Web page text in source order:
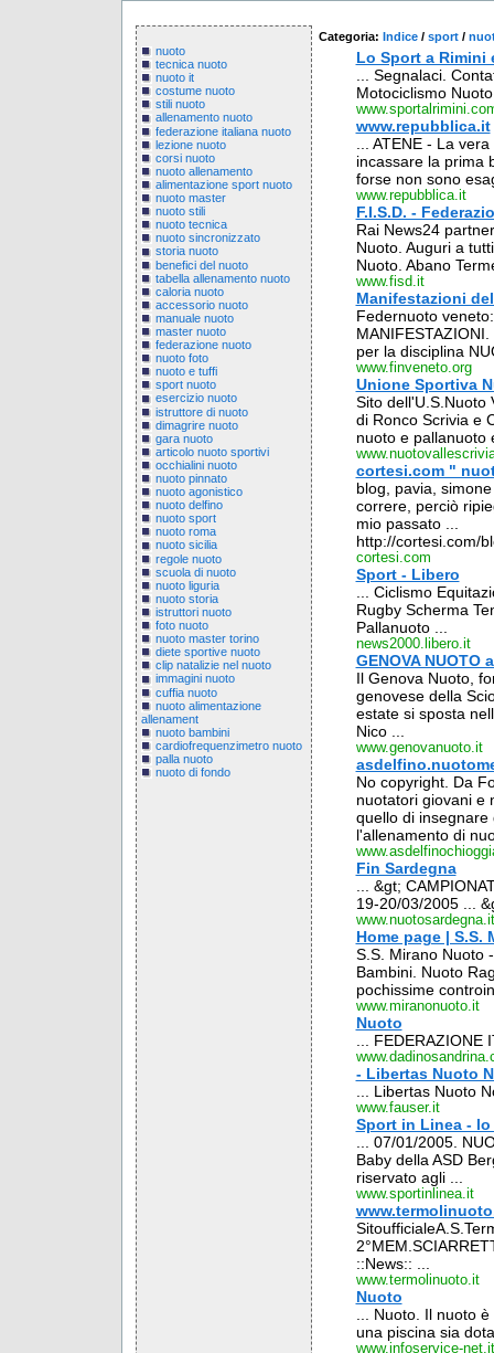
nuoto
tecnica nuoto
nuoto it
costume nuoto
stili nuoto
allenamento nuoto
federazione italiana nuoto
lezione nuoto
corsi nuoto
nuoto allenamento
alimentazione sport nuoto
nuoto master
nuoto stili
nuoto tecnica
nuoto sincronizzato
storia nuoto
benefici del nuoto
tabella allenamento nuoto
caloria nuoto
accessorio nuoto
manuale nuoto
master nuoto
federazione nuoto
nuoto foto
nuoto e tuffi
sport nuoto
esercizio nuoto
istruttore di nuoto
dimagrire nuoto
gara nuoto
articolo nuoto sportivi
occhialini nuoto
nuoto pinnato
nuoto agonistico
nuoto delfino
nuoto sport
nuoto roma
nuoto sicilia
regole nuoto
scuola di nuoto
nuoto liguria
nuoto storia
istruttori nuoto
foto nuoto
nuoto master torino
diete sportive nuoto
clip natalizie nel nuoto
immagini nuoto
cuffia nuoto
nuoto alimentazione
allenament
nuoto bambini
cardiofrequenzimetro nuoto
palla nuoto
nuoto di fondo
Categoria: Indice / sport /
Lo Sport a Rimini
... Segnalaci.
Motociclismo
www.repubblica.it
... ATENE - La
incassare la prima
forse non sono
www.repubblica.it
F.I.S.D. -
Rai News24
Nuoto. Auguri a
Nuoto. Abano
www.fisd.it
Manifestazioni
Federnuoto
per la disciplina
www.finveneto.org
Unione Sportiva
Sito dell'U.S.Nuoto
di Ronco Scrivia e
nuoto e pallanuoto
cortesi.com "
blog, pavia,
correre, perciò
mio passato ...
http://cortesi.com/
cortesi.com
Sport - Libero
... Ciclismo
Rugby Scherma
Pallanuoto ...
news2000.libero.it
GENOVA
Il Genova Nuoto,
genovese della
estate si sposta
Nico ...
www.genovanuoto.it
No copyright. Da
nuotatori giovani e
quello di insegnare
l'allenamento di
Fin Sardegna
... &gt;
19-20/03/2005 ...
www.nuotosardegna.it
Home page |
S.S. Mirano Nuoto
Bambini. Nuoto
pochissime
www.miranonuoto.it
Nuoto
... FEDERAZIONE
- Libertas Nuoto
... Libertas Nuoto
www.fauser.it
Sport in Linea -
... 07/01/2005.
Baby della ASD
riservato agli ...
www.sportinlinea.it
::News:: ...
www.termolinuoto.it
Nuoto
... Nuoto. Il nuoto
una piscina sia
www.infoservice-net.it